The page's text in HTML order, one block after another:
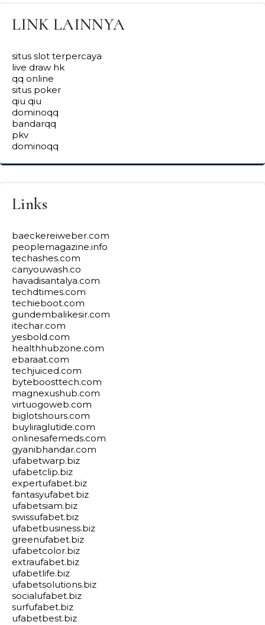
LINK LAINNYA
situs slot terpercaya
live draw hk
qq online
situs poker
qiu qiu
dominoqq
bandarqq
pkv
dominoqq
Links
baeckereiweber.com
peoplemagazine.info
techashes.com
canyouwash.co
havadisantalya.com
techdtimes.com
techieboot.com
gundembalikesir.com
itechar.com
yesbold.com
healthhubzone.com
ebaraat.com
techjuiced.com
byteboosttech.com
magnexushub.com
virtuogoweb.com
biglotshours.com
buyliraglutide.com
onlinesafemeds.com
gyanibhandar.com
ufabetwarp.biz
ufabetclip.biz
expertufabet.biz
fantasyufabet.biz
ufabetsiam.biz
swissufabet.biz
ufabetbusiness.biz
greenufabet.biz
ufabetcolor.biz
extraufabet.biz
ufabetlife.biz
ufabetsolutions.biz
socialufabet.biz
surfufabet.biz
ufabetbest.biz